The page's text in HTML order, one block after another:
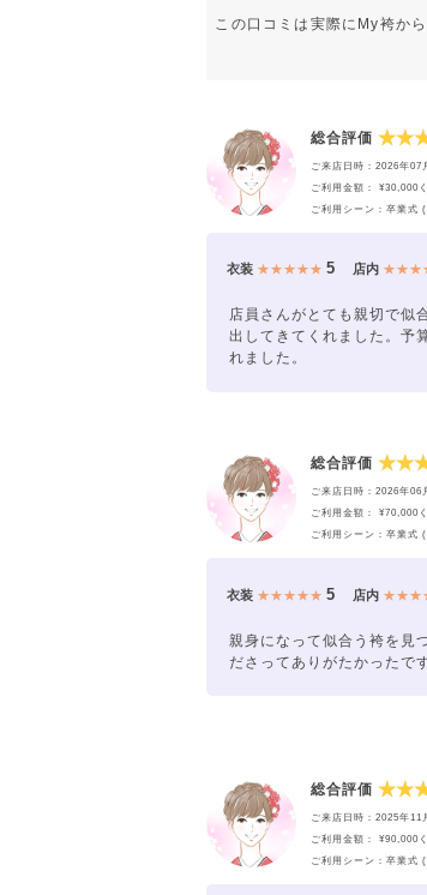
この口コミは実際にMy袴か
総合評価
ご来店日時：2026年07
ご利用金額： ¥30,000
ご利用シーン：卒業式
衣装 ★★★★★5 店内
店員さんがとても親切で似
出してきてくれました。予
れました。
総合評価
ご来店日時：2026年06
ご利用金額： ¥70,000
ご利用シーン：卒業式
衣装 ★★★★★5 店内
親身になって似合う袴を見
ださってありがたかったです
総合評価
ご来店日時：2025年11
ご利用金額： ¥90,000
ご利用シーン：卒業式